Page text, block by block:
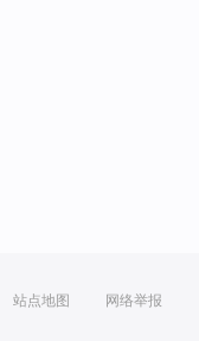
站点地图 网络举报